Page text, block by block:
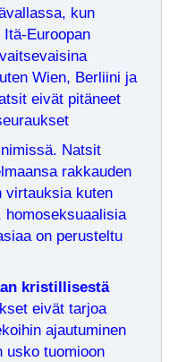
kun
Euroopan
Wien, Berliini ja
eivät pitäneet
Natsit
rakkauden
virtauksia kuten
on perusteltu
kristillisestä
eivät tarjoa
ajautuminen
usko tuomioon